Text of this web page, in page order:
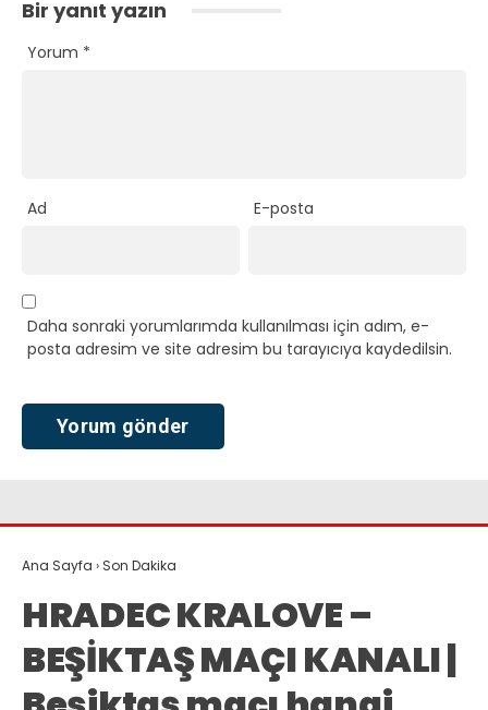
Bir yanıt yazın
Yorum *
Ad E-posta
Daha sonraki yorumlarımda kullanılması için adım, e-
posta adresim ve site adresim bu tarayıcıya kaydedilsin.
Ana Sayfa › Son Dakika
HRADEC KRALOVE –
BEŞİKTAŞ MAÇI KANALI |